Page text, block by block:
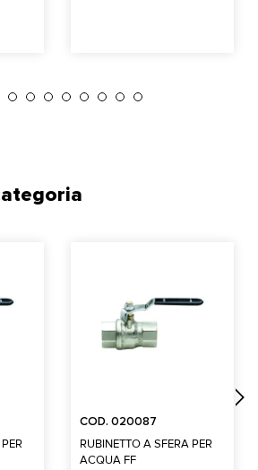
COD. 020087
RUBINETTO A SFERA PER
ACQUA FF